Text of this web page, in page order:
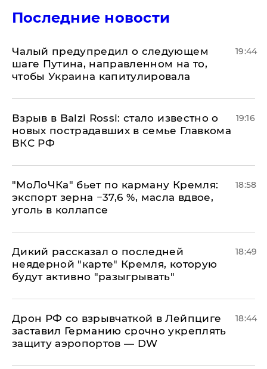
Последние новости
Чалый предупредил о следующем
шаге Путина, направленном на то,
чтобы Украина капитулировала
19:44
Взрыв в Balzi Rossi: стало известно о
новых пострадавших в семье Главкома
ВКС РФ
19:16
​"МоЛоЧКа" бьет по карману Кремля:
экспорт зерна −37,6 %, масла вдвое,
уголь в коллапсе
18:58
Дикий рассказал о последней
неядерной "карте" Кремля, которую
будут активно "разыгрывать"
18:49
​Дрон РФ со взрывчаткой в Лейпциге
заставил Германию срочно укреплять
защиту аэропортов — DW
18:44